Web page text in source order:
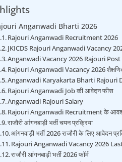
Anganwadi Bharti 2026
Rajouri Anganwadi Recruitment 2026
JKICDS Rajouri Anganwadi Vacancy
Anganwadi Vacancy 2026 Rajouri
Rajouri Anganwadi Vacancy 2026
Anganwadi Karyakarta Bharti Rajouri
Rajouri Anganwadi Job की आवेदन फीस
Anganwadi Rajouri Salary
Rajouri Anganwadi Recruitment के
राजौरी आंगनबाड़ी भर्ती चयन प्रक्रिया
आंगनवाड़ी भर्ती 2026 राजौरी के लिए आवेदन
Rajouri Anganwadi Vacancy 2026
राजौरी आंगनबाड़ी भर्ती 2026 फॉर्म